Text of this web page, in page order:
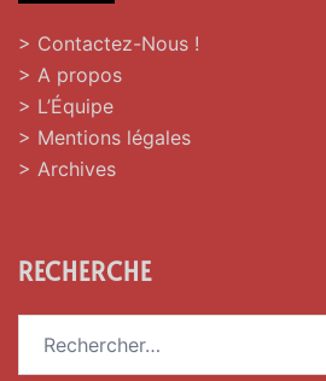
> Contactez-Nous !
> A propos
> L’Équipe
> Mentions légales
> Archives
RECHERCHE